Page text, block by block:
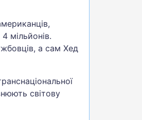
мільйонів.
а сам Хед
світову